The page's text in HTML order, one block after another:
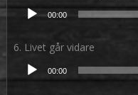
Ljudspelare
00:00
6. Livet går vidare
Ljudspelare
00:00